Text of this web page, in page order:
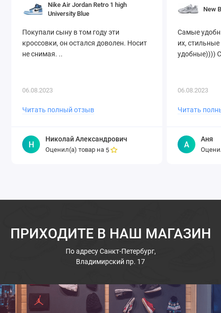
Nike Air Jordan Retro 1 high
University Blue
Покупали сыну в том году эти
кроссовки, он остался доволен. Носит
не снимая. ..
06.08.2023
Читать полный отзыв
Н
Николай Александрович
Оценил(а) товар на 5
New
Самые
их,
удобные))))
06.08.2023
Читать
А
Аня
ПРИХОДИТЕ В НАШ МАГАЗИН
По адресуСанкт-Петербург,
Владимирский пр. 17